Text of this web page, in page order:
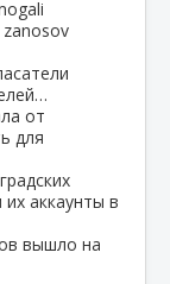
от
для
вышло на